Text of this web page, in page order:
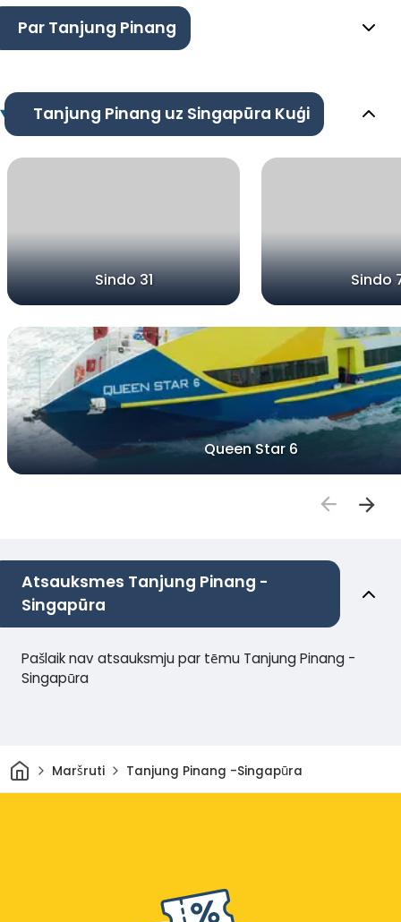
Par Tanjung Pinang
Tanjung Pinang uz Singapūra Kuģi
Sindo 31 Sindo
Queen Star 6
Atsauksmes Tanjung Pinang -
Singapūra
Pašlaik nav atsauksmju par tēmu Tanjung Pinang -
Singapūra
Sākums
Maršruti Tanjung Pinang -Singapūra